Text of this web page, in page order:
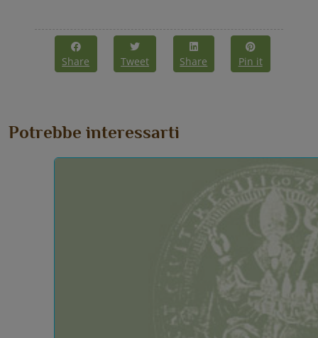
Share Tweet Share Pin it
Potrebbe interessarti